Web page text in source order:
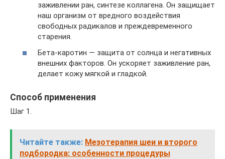
заживлении ран, синтезе коллагена. Он защищает
наш организм от вредного воздействия
свободных радикалов и преждевременного
старения.
Бета-каротин — защита от солнца и негативных
внешних факторов. Он ускоряет заживление ран,
делает кожу мягкой и гладкой.
Способ применения
Шаг 1.
Читайте также: Мезотерапия шеи и второго
подбородка: особенности процедуры